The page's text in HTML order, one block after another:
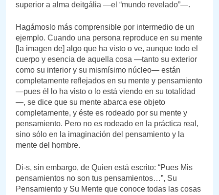
superior a alma deitgália —el “mundo revelado”—.
Hagámoslo más comprensible por intermedio de un
ejemplo. Cuando una persona reproduce en su mente
[la imagen de] algo que ha visto o ve, aunque todo el
cuerpo y esencia de aquella cosa —tanto su exterior
como su interior y su mismísimo núcleo— están
completamente reflejados en su mente y pensamiento
—pues él lo ha visto o lo está viendo en su totalidad
—, se dice que su mente abarca ese objeto
completamente, y éste es rodeado por su mente y
pensamiento. Pero no es rodeado en la práctica real,
sino sólo en la imaginación del pensamiento y la
mente del hombre.
Di-s, sin embargo, de Quien está escrito: “Pues Mis
pensamientos no son tus pensamientos…”, Su
Pensamiento y Su Mente que conoce todas las cosas